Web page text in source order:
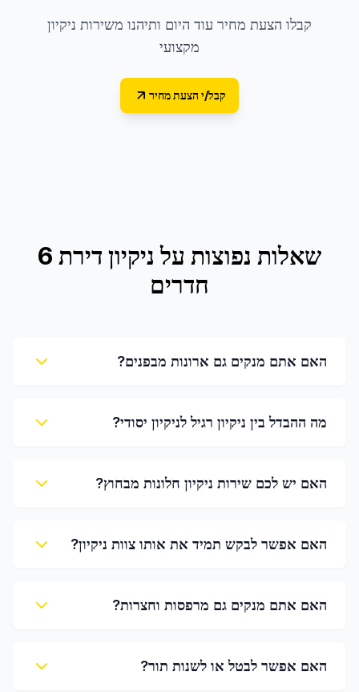
קבלו הצעת מחיר עוד היום ותיהנו משירות ניקיון
מקצועי
קבל/י הצעת מחיר
שאלות נפוצות על
ניקיון דירת 6
חדרים
האם אתם מנקים גם ארונות מבפנים?
מה ההבדל בין ניקיון רגיל לניקיון יסודי?
האם יש לכם שירות ניקיון חלונות מבחוץ?
האם אפשר לבקש תמיד את אותו צוות ניקיון?
האם אתם מנקים גם מרפסות וחצרות?
האם אפשר לבטל או לשנות תור?